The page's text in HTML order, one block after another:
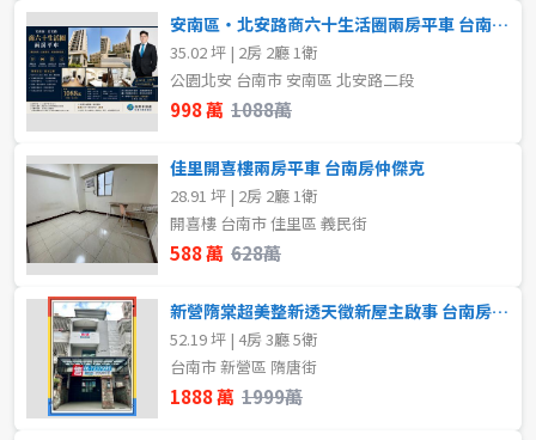
售價
安南區・北安路商六十生活圈兩房平車 台南房仲傑克
35.02 坪 | 2房 2廳 1衛
公園北安 台南市 安南區 北安路二段
998 萬 1088萬
佳里開喜樓兩房平車 台南房仲傑克
28.91 坪 | 2房 2廳 1衛
開喜樓 台南市 佳里區 義民街
588 萬 628萬
新營隋棠超美整新透天徵新屋主啟事 台南房仲傑克
52.19 坪 | 4房 3廳 5衛
台南市 新營區 隋唐街
1888 萬 1999萬